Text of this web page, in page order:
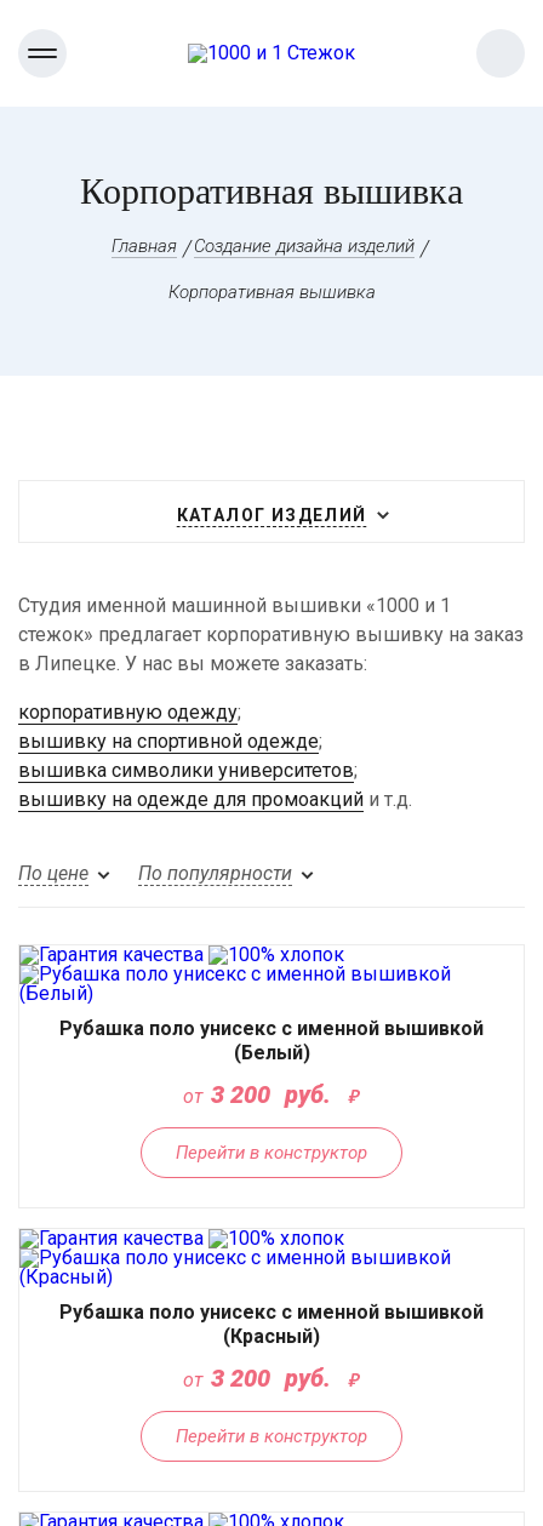
Корпоративная вышивка
Главная Создание дизайна изделий
Корпоративная вышивка
КАТАЛОГ ИЗДЕЛИЙ
Студия именной машинной вышивки «1000 и 1
стежок» предлагает корпоративную вышивку на заказ
в Липецке. У нас вы можете заказать:
корпоративную одежду;
вышивку на спортивной одежде;
вышивка символики университетов;
вышивку на одежде для промоакций и т.д.
По цене По популярности
Рубашка поло унисекс с именной вышивкой
(Белый)
от 3 200 руб.
Перейти в конструктор
Рубашка поло унисекс с именной вышивкой
(Красный)
от 3 200 руб.
Перейти в конструктор